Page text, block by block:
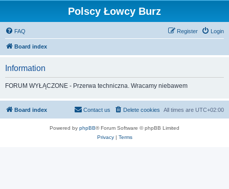
Polscy Łowcy Burz
FAQ Login
Register
Board index
Information
FORUM WYŁĄCZONE - Przerwa techniczna. Wracamy niebawem
Board index All times are UTC+02:00
Delete cookies
Contact us
Powered by phpBB® Forum Software © phpBB Limited
Privacy| Terms